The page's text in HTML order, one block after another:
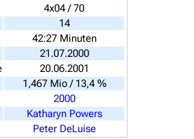
SG-1
Atlantis
Universe
Origins
Infinity
4x04 / 70
14
42:27 Minuten
21.07.2000
20.06.2001
1,467 Mio / 13,4 %
2000
Katharyn Powers
Peter DeLuise